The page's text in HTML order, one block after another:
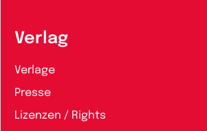
Verlag
Verlage
Presse
Lizenzen / Rights